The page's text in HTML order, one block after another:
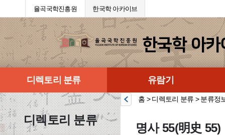
율곡국학진흥원 한국학 아카이브
디렉토리 분류 유람기
디렉토리 분류
홈 > 디렉토리 분류 > 분류정
명사 55(明史 55)